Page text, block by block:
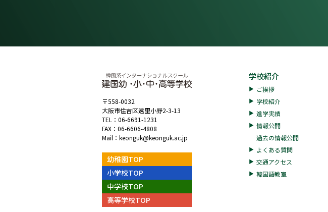
〒558-0032
大阪市住吉区遠里小野2-3-13
TEL： 06-6691-1231
FAX：06-6606-4808
Mail： keonguk@keonguk.ac.jp
幼稚園TOP
小学校TOP
中学校TOP
高等学校TOP
学校紹介
ご挨拶
学校紹介
進学実績
情報公開
過去の情報公開
よくある質問
交通アクセス
韓国語教室